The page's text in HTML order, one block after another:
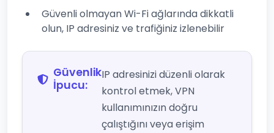
Güvenli olmayan Wi-Fi ağlarında dikkatli
olun, IP adresiniz ve trafiğiniz izlenebilir
Güvenlik
İpucu:
IP adresinizi düzenli olarak
kontrol etmek, VPN
kullanımınızın doğru
çalıştığını veya erişim